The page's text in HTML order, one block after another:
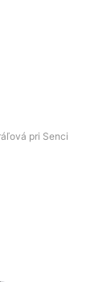
pri Senci